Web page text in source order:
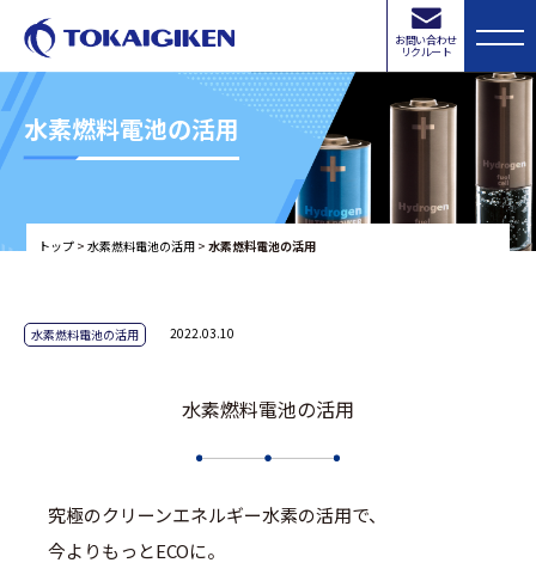
お問い合わせ
リクルート
水素燃料電池の活用
トップ >水素燃料電池の活用 >水素燃料電池の活用
水素燃料電池の活用 2022.03.10
水素燃料電池の活用
究極のクリーンエネルギー水素の活用で、
今よりもっとECOに。